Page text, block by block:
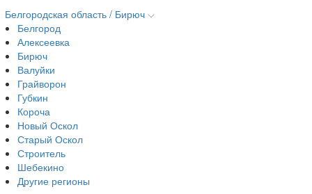
Белгородская область / Бирюч
Белгород
Алексеевка
Бирюч
Валуйки
Грайворон
Губкин
Короча
Новый Оскол
Старый Оскол
Строитель
Шебекино
Другие регионы